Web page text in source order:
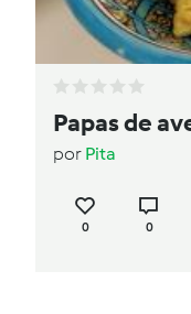
Papas de
por Pita
0 0